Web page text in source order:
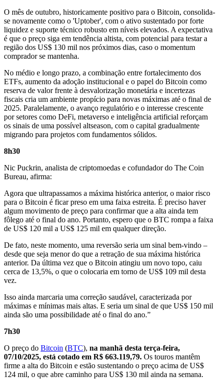
O mês de outubro, historicamente positivo para o Bitcoin, consolida-
se novamente como o 'Uptober', com o ativo sustentado por forte
liquidez e suporte técnico robusto em níveis elevados. A expectativa
é que o preço siga em tendência altista, com potencial para testar a
região dos US$ 130 mil nos próximos dias, caso o momentum
comprador se mantenha.
No médio e longo prazo, a combinação entre fortalecimento dos
ETFs, aumento da adoção institucional e o papel do Bitcoin como
reserva de valor frente à desvalorização monetária e incertezas
fiscais cria um ambiente propício para novas máximas até o final de
2025. Paralelamente, o avanço regulatório e o interesse crescente
por setores como DeFi, metaverso e inteligência artificial reforçam
os sinais de uma possível altseason, com o capital gradualmente
migrando para projetos com fundamentos sólidos.
8h30
Nic Puckrin, analista de criptomoedas e cofundador do The Coin
Bureau, afirma:
Agora que ultrapassamos a máxima histórica anterior, o maior risco
para o Bitcoin é ficar preso em uma faixa estreita. É preciso haver
algum movimento de preço para confirmar que a alta ainda tem
fôlego até o final do ano. Portanto, espero que o BTC rompa a faixa
de US$ 120 mil a US$ 125 mil em qualquer direção.
De fato, neste momento, uma reversão seria um sinal bem-vindo –
desde que seja menor do que a retração de sua máxima histórica
anterior. Da última vez que o Bitcoin atingiu um novo topo, caiu
cerca de 13,5%, o que o colocaria em torno de US$ 109 mil desta
vez.
Isso ainda marcaria uma correção saudável, caracterizada por
máximas e mínimas mais altas. E seria um sinal de que US$ 150 mil
ainda são uma possibilidade até o final do ano.”
7h30
O preço do Bitcoin (BTC), na manhã desta terça-feira,
07/10/2025, está cotado em R$ 663.119,79. Os touros mantêm
firme a alta do Bitcoin e estão sustentando o preço acima de US$
124 mil, o que abre caminho para US$ 130 mil ainda na semana.